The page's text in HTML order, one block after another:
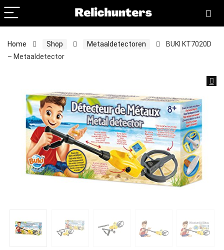
Home Shop Metaaldetectoren
BUKI KT7020D
– Metaaldetector